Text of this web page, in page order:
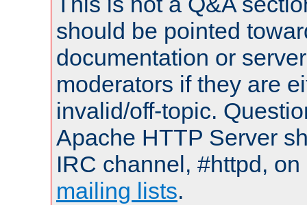
should be pointed
documentation or
moderators if they are
invalid/off-topic.
Apache HTTP Server
IRC channel, #httpd,
mailing lists.